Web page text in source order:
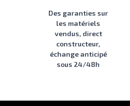
Des garanties sur
les matériels
vendus, direct
constructeur,
échange anticipé
sous 24/48h